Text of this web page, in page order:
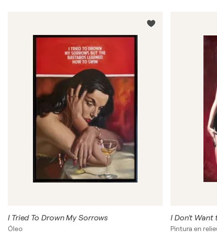
I Tried To Drown My Sorrows
Óleo
I Don't Want
Pintura en